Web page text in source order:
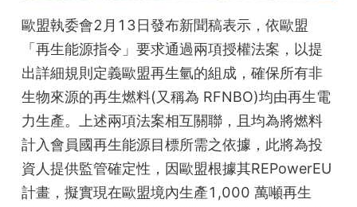
歐盟執委會2月13日發布新聞稿表示，依歐盟
「再生能源指令」要求通過兩項授權法案，以提
出詳細規則定義歐盟再生氫的組成，確保所有非
生物來源的再生燃料(又稱為 RFNBO)均由再生電
力生產。上述兩項法案相互關聯，且均為將燃料
計入會員國再生能源目標所需之依據，此將為投
資人提供監管確定性，因歐盟根據其REPowerEU
計畫，擬實現在歐盟境內生產1,000 萬噸再生